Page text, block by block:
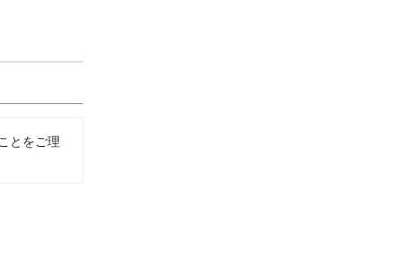
とをご理